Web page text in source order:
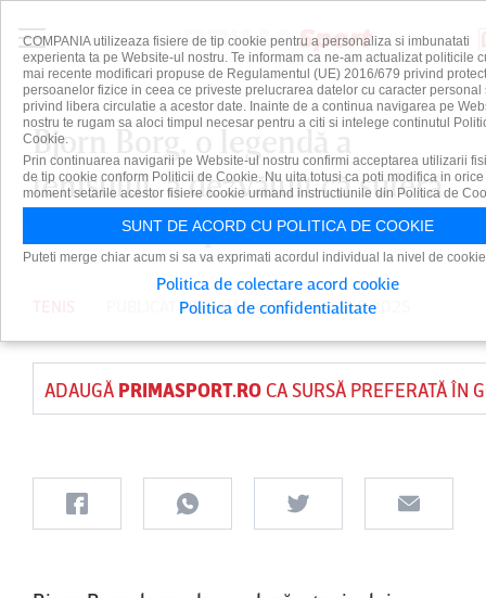
Bjorn Borg, o legendă a
tenisului, a dezvăluit că suferă
de cancer la prostată
PUBLICAT DEDAIAN CUTUPE 4 SEP 2025
ADAUGĂ PRIMASPORT.ROCA SURSĂ PREFERATĂ ÎN
COMPANIA utilizeaza fisiere de tip cookie pentru a personaliza si imbunatati
experienta ta pe Website-ul nostru. Te informam ca ne-am actualizat politicile
mai recente modificari propuse de Regulamentul (UE) 2016/679 privind
persoanelor fizice in ceea ce priveste prelucrarea datelor cu caracter personal
privind libera circulatie a acestor date. Inainte de a continua navigarea pe
nostru te rugam sa aloci timpul necesar pentru a citi si intelege continutul
Cookie.
Prin continuarea navigarii pe Website-ul nostru confirmi acceptarea utilizarii
de tip cookie conform Politicii de Cookie. Nu uita totusi ca poti modifica in orice
moment setarile acestor fisiere cookie urmand instructiunile din Politica de
SUNT DE ACORD CU POLITICA DE COOKIE
Puteti merge chiar acum si sa va exprimati acordul individual la nivel de
Politica de colectare acord cookie
Politica de confidentialitate